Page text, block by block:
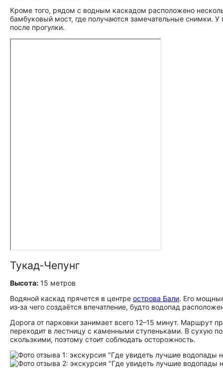
Кроме того, рядом с водным каскадом расположено
бамбуковый мост, где получаются замечательные снимки.
после прогулки.
Тукад‑Чепунг
Высота: 15 метров
Водяной каскад прячется в центре острова Бали. Его
из‑за чего создаётся впечатление, будто водопад
Дорога от парковки занимает всего 12–15 минут. Маршрут
переходит в лестницу с каменными ступеньками. В сухую
скользкими, поэтому стоит соблюдать осторожность.